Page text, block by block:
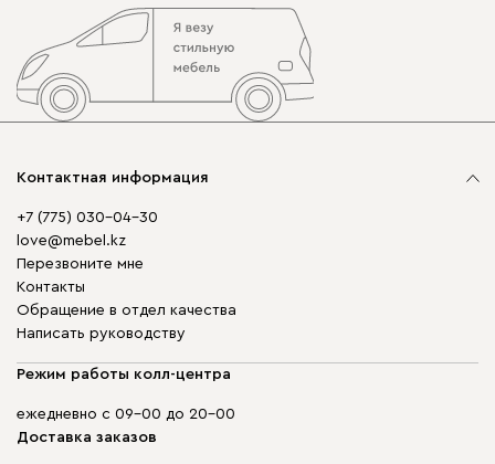
Контактная информация
+7 (775) 030-04-30
love@mebel.kz
Перезвоните мне
Контакты
Обращение в отдел качества
Написать руководству
Режим работы колл-центра
ежедневно с 09-00 до 20-00
Доставка заказов